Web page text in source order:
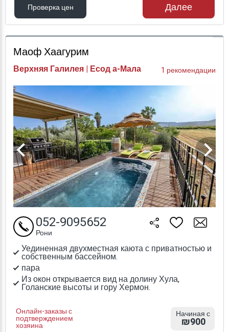
Проверка цен
Проверка цен
Далее
Маоф Хаагурим
Верхняя Галилея | Есод а-Мала 1 рекомендации
Уединенная двухместная каюта с приватностью и
собственным бассейном.
пара
Из окон открывается вид на долину Хула,
Голанские высоты и гору Хермон.
Онлайн-заказы с
подтверждением
хозяина
052-9095652
Рони
Начиная с
₪900